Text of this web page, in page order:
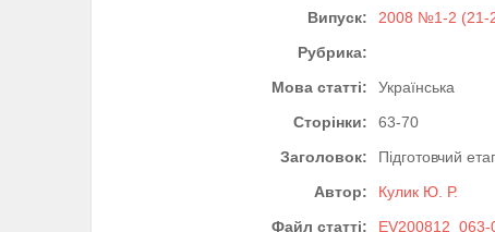
Випуск:
2008 №1-2 (21-
Рубрика:
Мова статті:
Українська
Сторінки:
63-70
Заголовок:
Підготовчий
Автор:
Кулик Ю. Р.
Файл статті: